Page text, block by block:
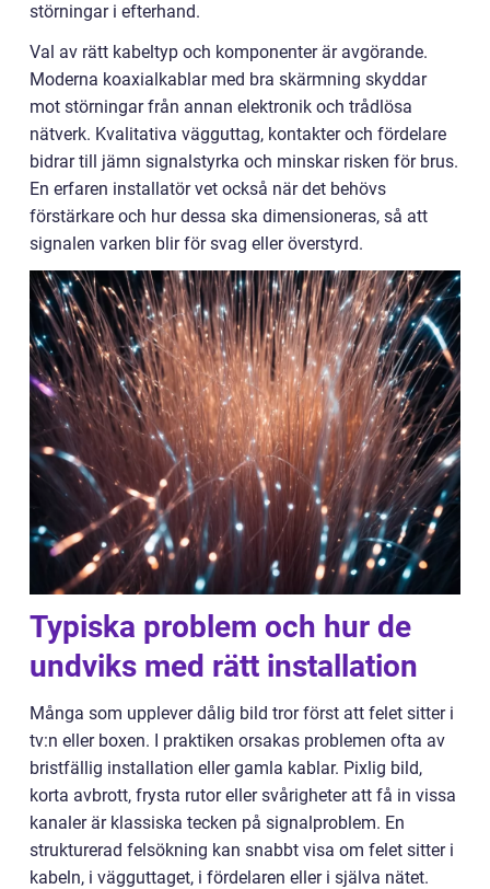
störningar i efterhand.
Val av rätt kabeltyp och komponenter är avgörande.
Moderna koaxialkablar med bra skärmning skyddar
mot störningar från annan elektronik och trådlösa
nätverk. Kvalitativa vägguttag, kontakter och fördelare
bidrar till jämn signalstyrka och minskar risken för brus.
En erfaren installatör vet också när det behövs
förstärkare och hur dessa ska dimensioneras, så att
signalen varken blir för svag eller överstyrd.
Typiska problem och hur de
undviks med rätt installation
Många som upplever dålig bild tror först att felet sitter i
tv:n eller boxen. I praktiken orsakas problemen ofta av
bristfällig installation eller gamla kablar. Pixlig bild,
korta avbrott, frysta rutor eller svårigheter att få in vissa
kanaler är klassiska tecken på signalproblem. En
strukturerad felsökning kan snabbt visa om felet sitter i
kabeln, i vägguttaget, i fördelaren eller i själva nätet.